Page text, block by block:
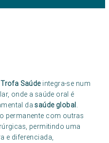
Saúdeintegra-se num
onde a saúde oral é
dasaúde global .
permanente com outras
permitindo uma
e diferenciada,